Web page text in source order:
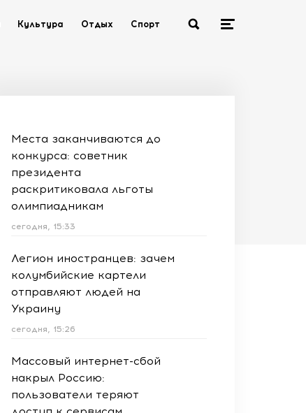
Культура Отдых Спорт
Места заканчиваются до
конкурса: советник
президента
раскритиковала льготы
олимпиадникам
сегодня, 15:33
Легион иностранцев: зачем
колумбийские картели
отправляют людей на
Украину
сегодня, 15:26
Массовый интернет-сбой
накрыл Россию:
пользователи теряют